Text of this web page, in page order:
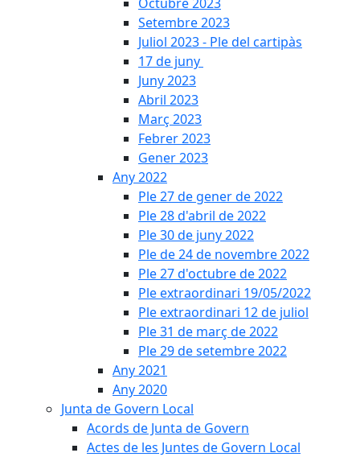
Setembre 2023
Juliol 2023 - Ple del cartipàs
17 de juny
Juny 2023
Abril 2023
Març 2023
Febrer 2023
Gener 2023
Any 2022
Ple 27 de gener de 2022
Ple 28 d'abril de 2022
Ple 30 de juny 2022
Ple de 24 de novembre 2022
Ple 27 d'octubre de 2022
Ple extraordinari 19/05/2022
Ple extraordinari 12 de juliol
Ple 31 de març de 2022
Ple 29 de setembre 2022
Any 2021
Any 2020
Junta de Govern Local
Acords de Junta de Govern
Actes de les Juntes de Govern Local